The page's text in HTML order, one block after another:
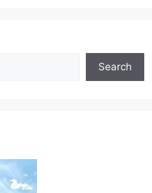
Search